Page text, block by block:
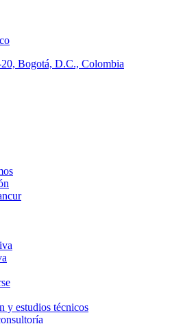
Bogotá, D.C., Colombia
y estudios técnicos